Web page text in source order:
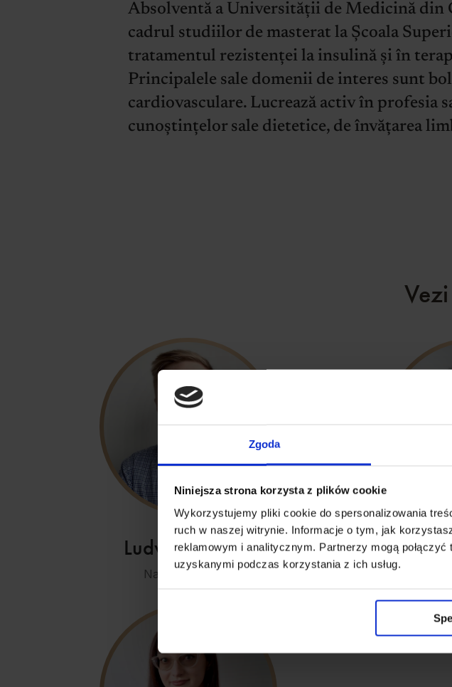
Zgoda
Niniejsza strona korzysta z plików cookie
Wykorzystujemy pliki cookie do spersonalizowania
ruch w naszej witrynie. Informacje o tym, jak
reklamowym i analitycznym. Partnerzy mogą
uzyskanymi podczas korzystania z ich usług.
Absolventă a Universității de Medicină din
cadrul studiilor de masterat la Școala
tratamentul rezistenței la insulină și în
Principalele sale domenii de interes sunt
cardiovasculare. Lucrează activ în profesia
cunoștințelor sale dietetice, de învățarea
Ludwik Jelonek
Natu.Care Editor
Nina